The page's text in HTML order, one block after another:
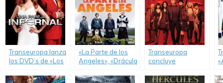
Transeuropa lanza
los DVD’s de «Los
Pasajeros», «Una
«La Parte de los
Angeles», «Drácula
Peligrosa» son los
Transeuropa
concluye
lanzamientos de